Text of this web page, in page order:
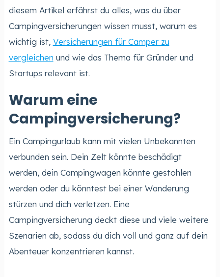
diesem Artikel erfährst du alles, was du über
Campingversicherungen wissen musst, warum es
wichtig ist, Versicherungen für Camper zu
vergleichen und wie das Thema für Gründer und
Startups relevant ist.
Warum eine
Campingversicherung?
Ein Campingurlaub kann mit vielen Unbekannten
verbunden sein. Dein Zelt könnte beschädigt
werden, dein Campingwagen könnte gestohlen
werden oder du könntest bei einer Wanderung
stürzen und dich verletzen. Eine
Campingversicherung deckt diese und viele weitere
Szenarien ab, sodass du dich voll und ganz auf dein
Abenteuer konzentrieren kannst.